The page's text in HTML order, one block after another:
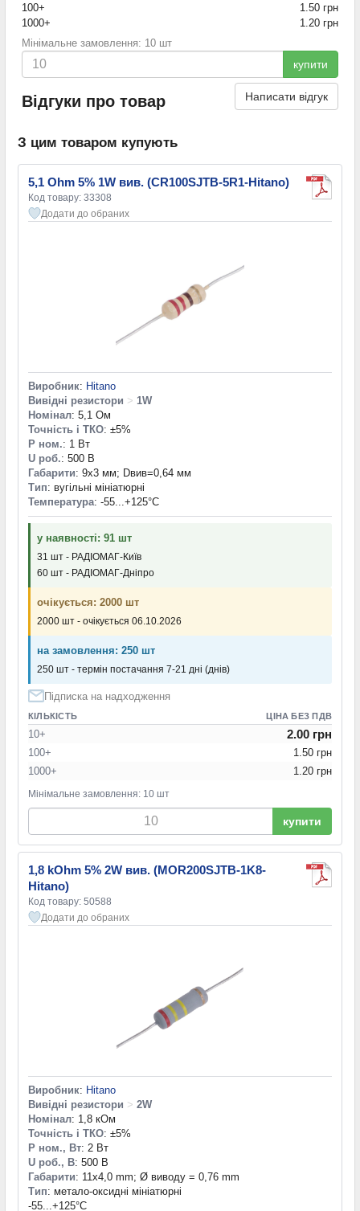
100+
1.50 грн
1000+
1.20 грн
Мінімальне замовлення: 10 шт
купити
Відгуки про товар Написати відгук
З цим товаром купують
5,1 Ohm 5% 1W вив. (CR100SJTB-5R1-Hitano)
Код товару: 33308
Додати до обраних
Виробник: Hitano
Вивідні резистори > 1W
Номінал: 5,1 Ом
Точність і ТКО: ±5%
P ном.: 1 Вт
U роб.: 500 В
Габарити: 9х3 мм; Dвив=0,64 мм
Тип: вугільні мініатюрні
Температура: -55...+125°С
у наявності: 91 шт
31 шт - РАДІОМАГ-Київ
60 шт - РАДІОМАГ-Дніпро
очікується: 2000 шт
2000 шт - очікується 06.10.2026
на замовлення: 250 шт
250 шт - термін постачання 7-21 дні (днів)
Підписка на надходження
КІЛЬКІСТЬ ЦІНА БЕЗ ПДВ
10+ 2.00 грн
100+
1.50 грн
1000+
1.20 грн
Мінімальне замовлення: 10 шт
купити
1,8 kOhm 5% 2W вив. (MOR200SJTB-1K8-
Hitano)
Код товару: 50588
Додати до обраних
Виробник: Hitano
Вивідні резистори > 2W
Номінал: 1,8 кОм
Точність і ТКО: ±5%
P ном., Вт: 2 Вт
U роб., В: 500 В
Габарити: 11x4,0 mm; Ø виводу = 0,76 mm
Тип: метало-оксидні мініатюрні
-55...+125°С